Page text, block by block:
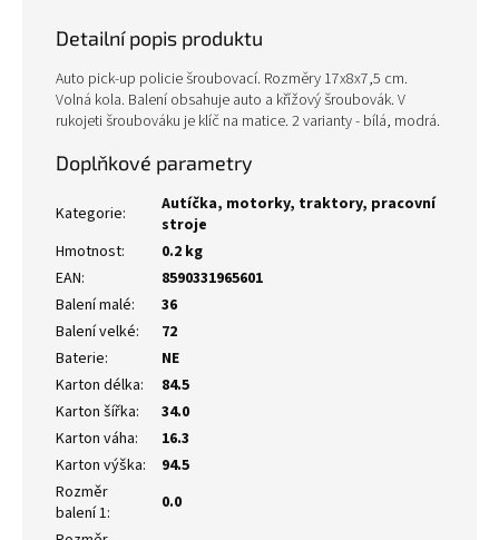
Detailní popis produktu
Auto pick-up policie šroubovací. Rozměry 17x8x7,5 cm.
Volná kola. Balení obsahuje auto a křížový šroubovák. V
rukojeti šroubováku je klíč na matice. 2 varianty - bílá, modrá.
Doplňkové parametry
Kategorie:
Autíčka, motorky, traktory, pracovní
stroje
Hmotnost:
0.2 kg
EAN:
8590331965601
Balení malé:
36
Balení velké:
72
Baterie:
NE
Karton délka:
84.5
Karton šířka:
34.0
Karton váha:
16.3
Karton výška:
94.5
Rozměr
balení 1:
0.0